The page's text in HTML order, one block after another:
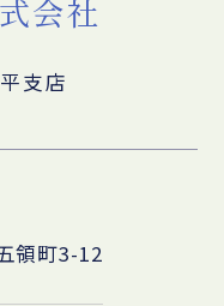
会社
支店
領町3-12